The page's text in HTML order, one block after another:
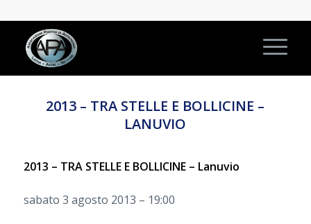
2013 – TRA STELLE E BOLLICINE –
LANUVIO
2013 – TRA STELLE E BOLLICINE – Lanuvio
sabato 3 agosto 2013 – 19:00